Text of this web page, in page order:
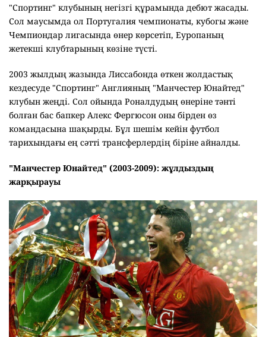
"Спортинг" клубының негізгі құрамында дебют жасады.
Сол маусымда ол Португалия чемпионаты, кубогы және
Чемпиондар лигасында өнер көрсетіп, Еуропаның
жетекші клубтарының көзіне түсті.
2003 жылдың жазында Лиссабонда өткен жолдастық
кездесуде "Спортинг" Англияның "Манчестер Юнайтед"
клубын жеңді. Сол ойында Роналдудың өнеріне тәнті
болған бас бапкер Алекс Фергюсон оны бірден өз
командасына шақырды. Бұл шешім кейін футбол
тарихындағы ең сәтті трансферлердің біріне айналды.
"Манчестер Юнайтед" (2003-2009): жұлдыздың
жарқырауы